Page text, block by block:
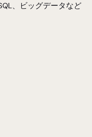
、ビッグデータなど